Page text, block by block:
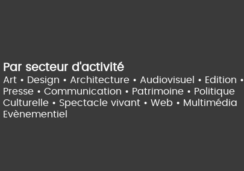
Par secteur d'activité
Art • Design • Architecture • Audiovisuel • Edition •
Presse • Communication • Patrimoine • Politique
Culturelle • Spectacle vivant • Web • Multimédia
Evènementiel